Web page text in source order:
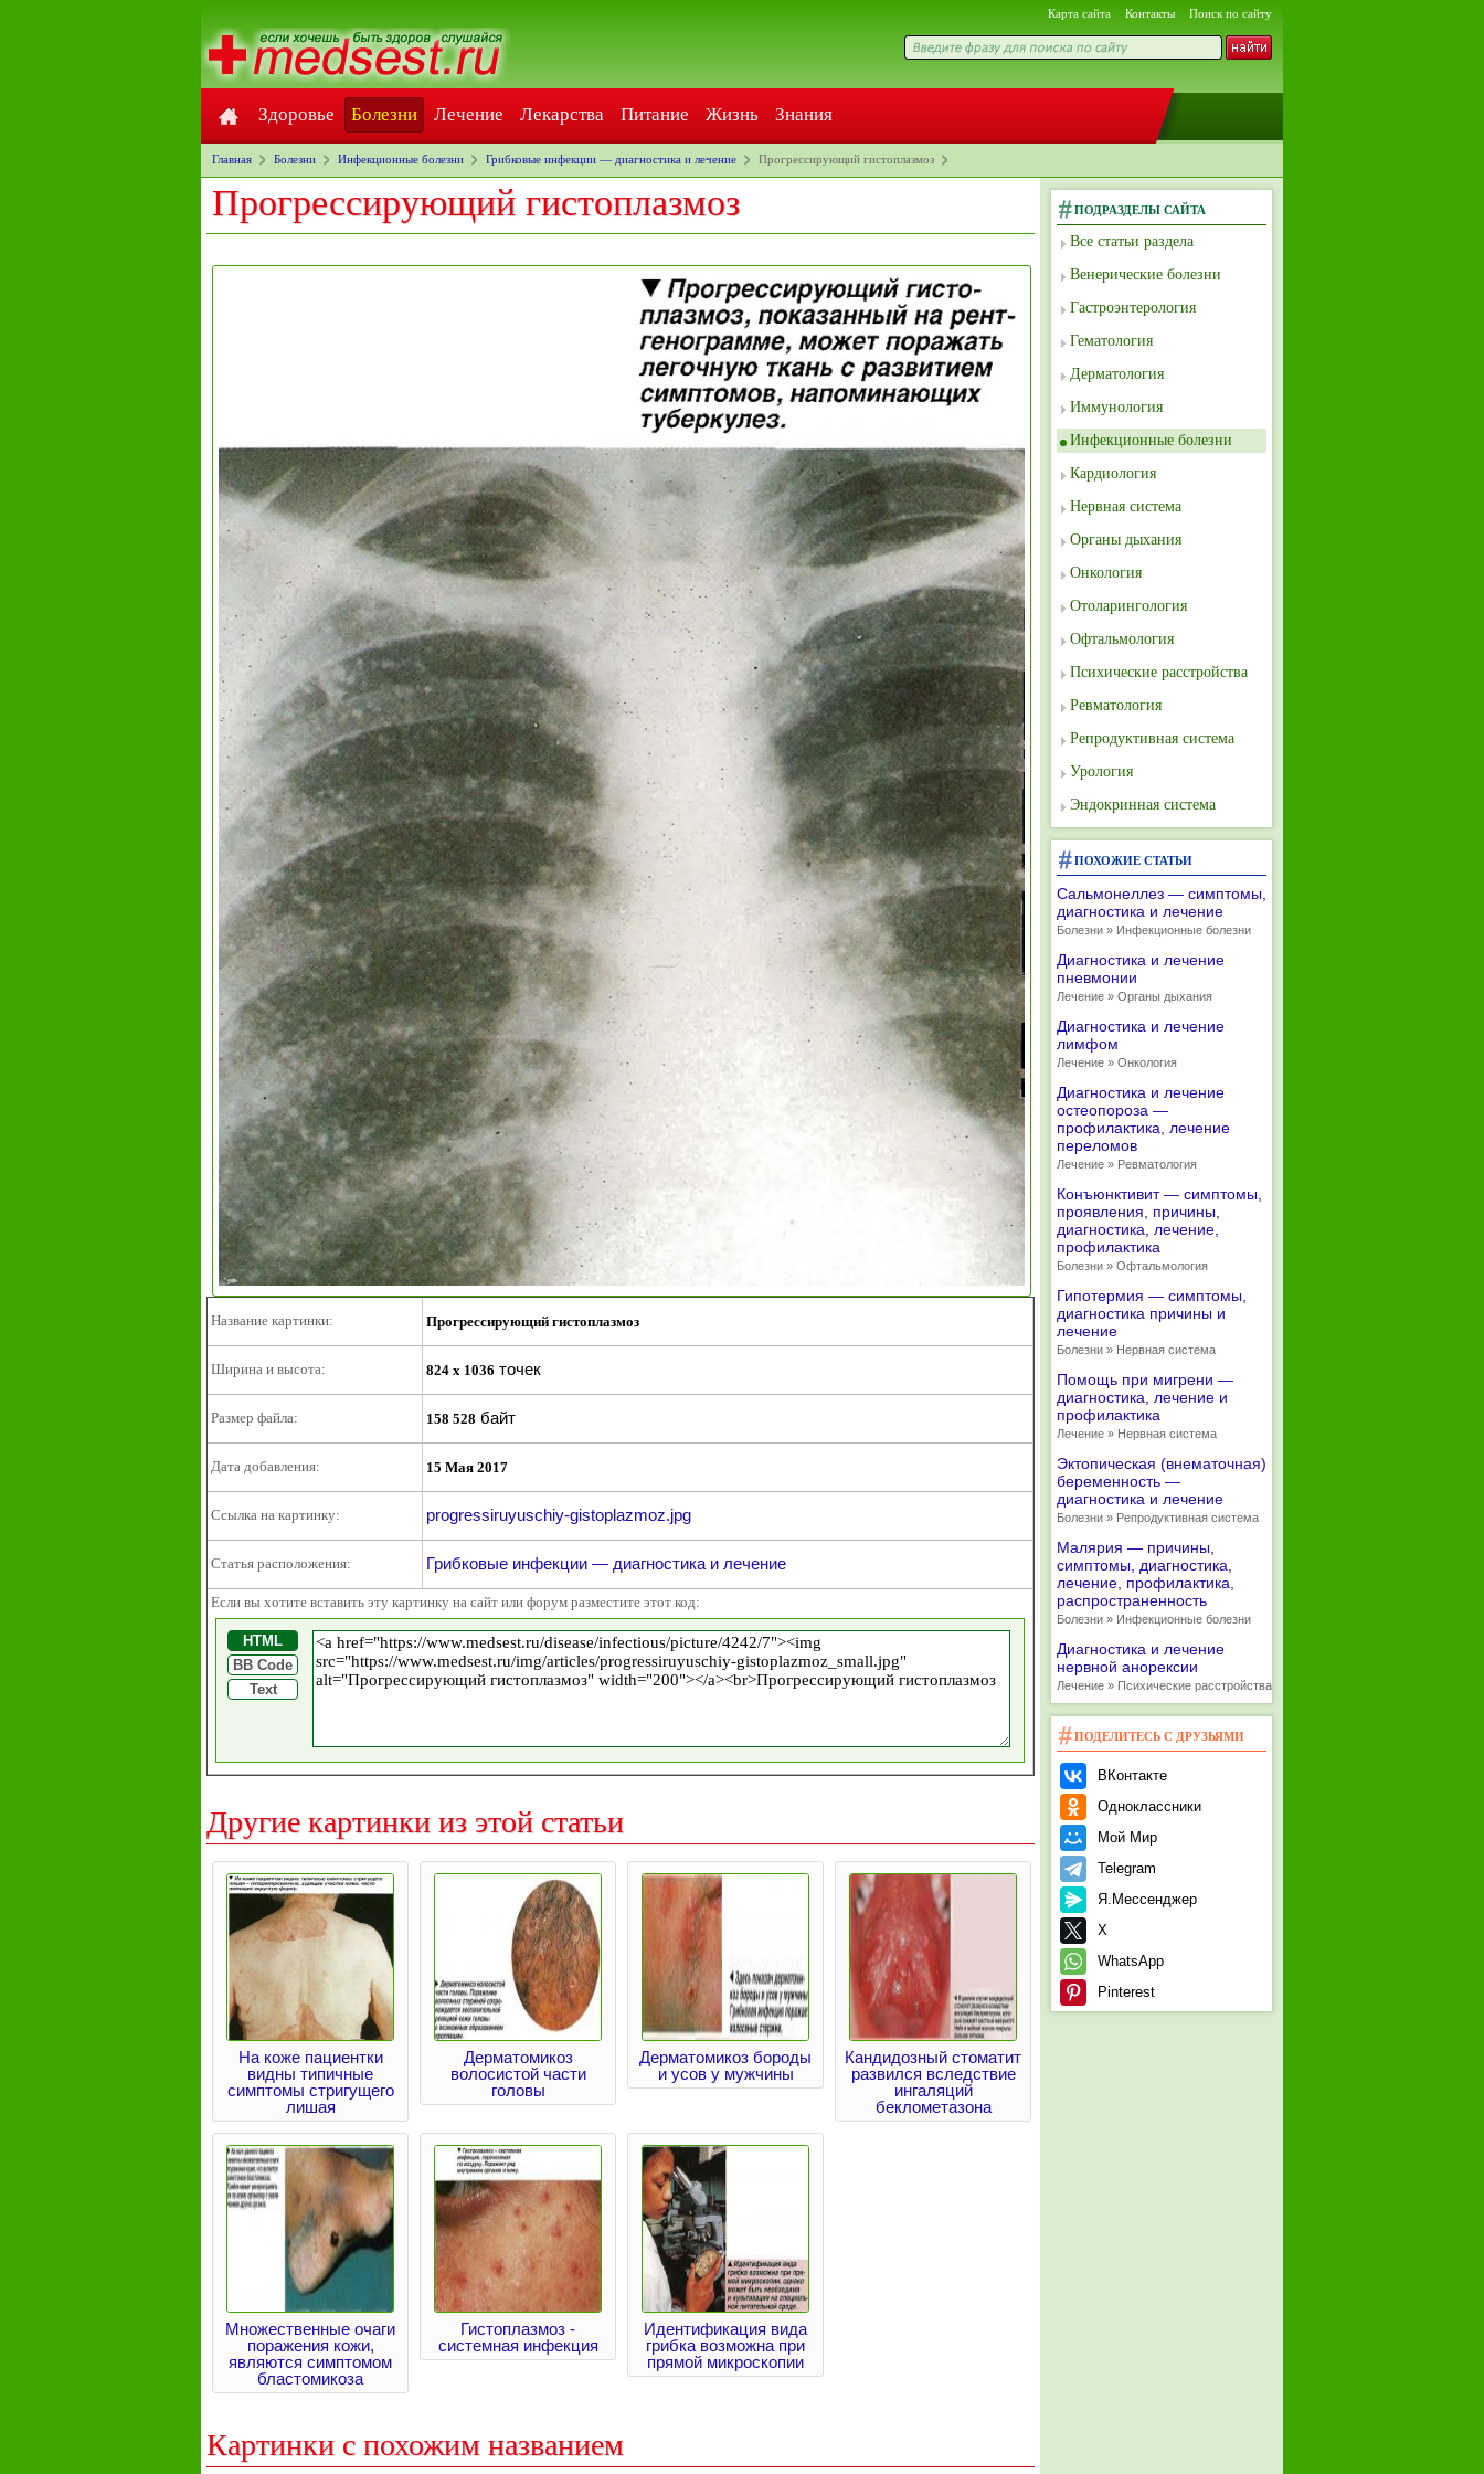
Карта сайта Контакты Поиск по сайту
Здоровье Болезни Лечение Лекарства Питание Жизнь Знания
Главная Болезни Инфекционные болезни Грибковые инфекции — диагностика и лечение Прогрессирующий гистоплазмоз
Прогрессирующий гистоплазмоз
Название картинки: Прогрессирующий гистоплазмоз
Ширина и высота: 824 x 1036 точек
Размер файла: 158 528 байт
Дата добавления: 15 Мая 2017
Ссылка на картинку: progressiruyuschiy-gistoplazmoz.jpg
Статья расположения: Грибковые инфекции — диагностика и лечение
Если вы хотите вставить эту картинку на сайт или форум разместите этот код:
HTML
BB Code
Text
Другие картинки из этой статьи
На коже пациентки
видны типичные
симптомы стригущего
лишая
Дерматомикоз
волосистой части
головы
Дерматомикоз бороды
и усов у мужчины
Кандидозный стоматит
развился вследствие
ингаляций
беклометазона
Множественные очаги
поражения кожи,
являются симптомом
бластомикоза
Гистоплазмоз -
системная инфекция
Идентификация вида
грибка возможна при
прямой микроскопии
Картинки с похожим названием
ПОДРАЗДЕЛЫ САЙТА
Все статьи раздела
Венерические болезни
Гастроэнтерология
Гематология
Дерматология
Иммунология
Инфекционные болезни
Кардиология
Нервная система
Органы дыхания
Онкология
Отоларингология
Офтальмология
Психические расстройства
Ревматология
Репродуктивная система
Урология
Эндокринная система
ПОХОЖИЕ СТАТЬИ
Сальмонеллез — симптомы,
диагностика и лечение
Болезни » Инфекционные болезни
Диагностика и лечение
пневмонии
Лечение » Органы дыхания
Диагностика и лечение
лимфом
Лечение » Онкология
Диагностика и лечение
остеопороза —
профилактика, лечение
переломов
Лечение » Ревматология
Конъюнктивит — симптомы,
проявления, причины,
диагностика, лечение,
профилактика
Болезни » Офтальмология
Гипотермия — симптомы,
диагностика причины и
лечение
Болезни » Нервная система
Помощь при мигрени —
диагностика, лечение и
профилактика
Лечение » Нервная система
Эктопическая (внематочная)
беременность —
диагностика и лечение
Болезни » Репродуктивная система
Малярия — причины,
симптомы, диагностика,
лечение, профилактика,
распространенность
Болезни » Инфекционные болезни
Диагностика и лечение
нервной анорексии
Лечение » Психические расстройства
ПОДЕЛИТЕСЬ С ДРУЗЬЯМИ
ВКонтакте
Одноклассники
Мой Мир
Telegram
Я.Мессенджер
X
WhatsApp
Pinterest